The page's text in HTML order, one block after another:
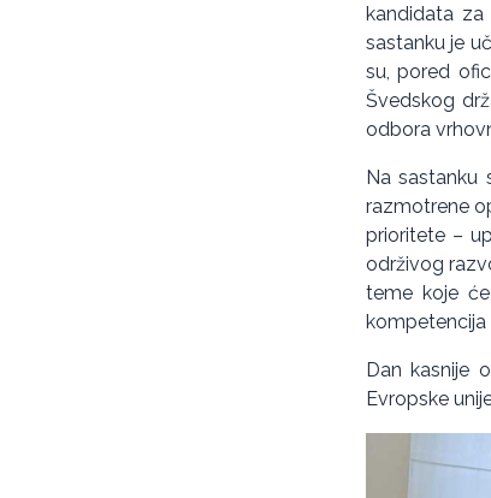
kandidata za
sastanku je
su, pored
Švedskog
odbora
Na sastanku
razmotrene
prioritete –
održivog
teme koje
kompetencija
Dan kasnije
Evropske